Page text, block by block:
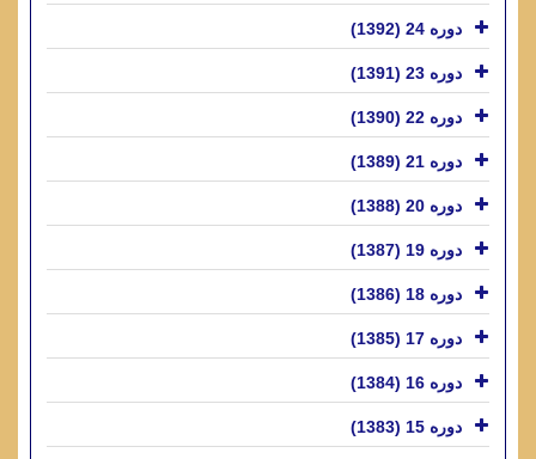
دوره 24 (1392)
دوره 23 (1391)
دوره 22 (1390)
دوره 21 (1389)
دوره 20 (1388)
دوره 19 (1387)
دوره 18 (1386)
دوره 17 (1385)
دوره 16 (1384)
دوره 15 (1383)